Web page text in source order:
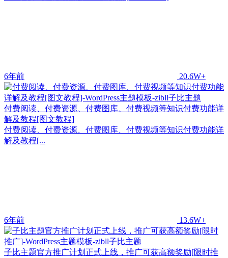
6年前 20.6W+
付费阅读、付费资源、付费图库、付费视频等知识付费功能详
解及教程[图文教程]
付费阅读、付费资源、付费图库、付费视频等知识付费功能详
解及教程[...
6年前 13.6W+
子比主题官方推广计划正式上线，推广可获高额奖励[限时推